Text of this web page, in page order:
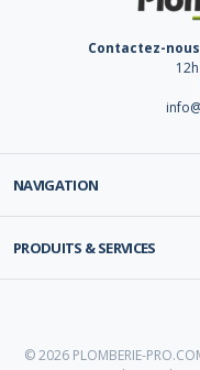
Contactez-
NAVIGATION
PRODUITS & SERVICES
© 2026 PLOMBERIE-